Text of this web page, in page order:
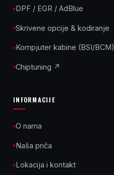
DPF / EGR / AdBlue
Skrivene opcije & kodiranje
Kompjuter kabine (BSI/BCM)
Chiptuning ↗
INFORMACIJE
O nama
Naša priča
Lokacija i kontakt